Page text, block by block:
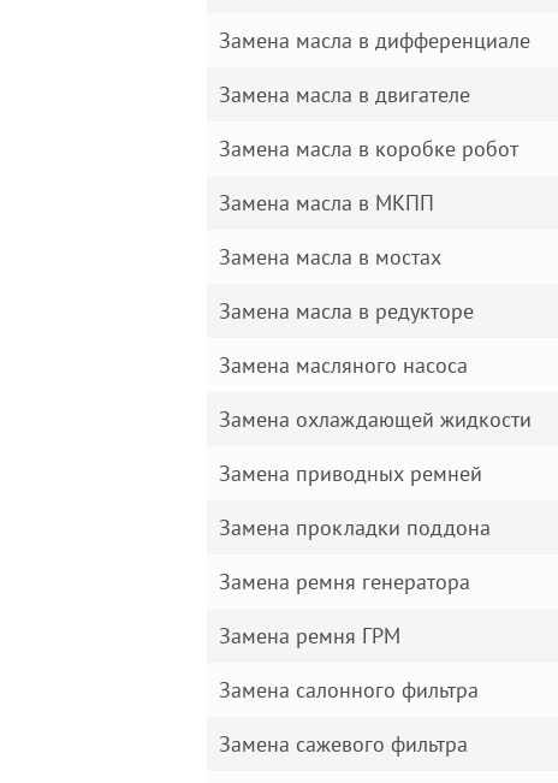
Замена масла в дифференциале
Замена масла в двигателе
Замена масла в коробке робот
Замена масла в МКПП
Замена масла в мостах
Замена масла в редукторе
Замена масляного насоса
Замена охлаждающей жидкости
Замена приводных ремней
Замена прокладки поддона
Замена ремня генератора
Замена ремня ГРМ
Замена салонного фильтра
Замена сажевого фильтра